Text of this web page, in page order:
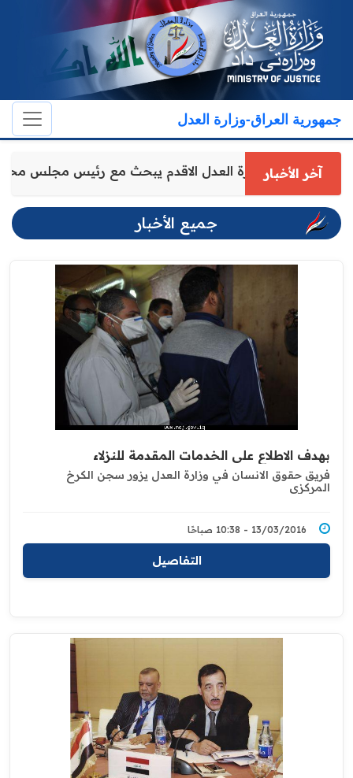
جمهورية العراق-وزارة العدل
آخر الأخباروكيل وزارة العدل الاقدم يبحث مع رئيس مجلس
جميع الأخبار
بهدف الاطلاع على الخدمات المقدمة للنزلاء
فريق حقوق الانسان في وزارة العدل يزور سجن الكرخ
المركزي
13/03/2016 - 10:38 صباحًا
التفاصيل